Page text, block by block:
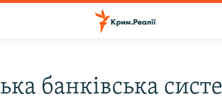
банківська